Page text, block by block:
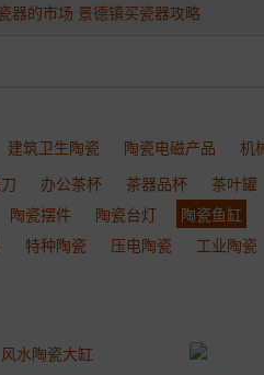
器的市场 景德镇买瓷器攻略
建筑卫生陶瓷 陶瓷电磁产品
机
办公茶杯 茶器品杯 茶叶罐
陶瓷摆件 陶瓷台灯 陶瓷鱼缸
特种陶瓷 压电陶瓷 工业陶瓷